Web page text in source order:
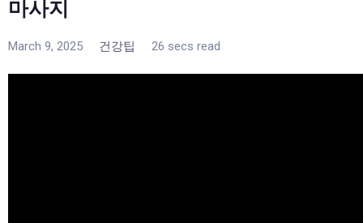
마사지
March 9, 2025 건강팁 26 secs read